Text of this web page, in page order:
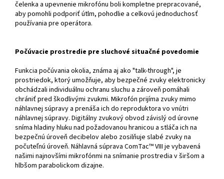
čelenka a upevnenie mikrofónu boli kompletne prepracované,
aby pomohli podporiť útlm, pohodlie a celkovú jednoduchosť
používania pre operátora.
Počúvacie prostredie pre sluchové situačné povedomie
Funkcia počúvania okolia, známa aj ako "talk-through", je
prostriedok, ktorý umožňuje, aby bezpečné zvuky elektronicky
obchádzali individuálnu ochranu sluchu a zároveň pomáhali
chrániť pred škodlivými zvukmi. Mikrofón prijíma zvuky mimo
náhlavnej súpravy a prenáša ich do reproduktora vo vnútri
náhlavnej súpravy. Digitálny zvukový obvod závislý od úrovne
sníma hladiny hluku nad požadovanou hranicou a stláča ich na
bezpečnú úroveň decibelov alebo zosilňuje slabé zvuky na
počuteľnú úroveň. Náhlavná súprava ComTac™ VIII je vybavená
našimi najnovšími mikrofónmi na snímanie prostredia v širšom a
hlbšom parabolickom dizajne.